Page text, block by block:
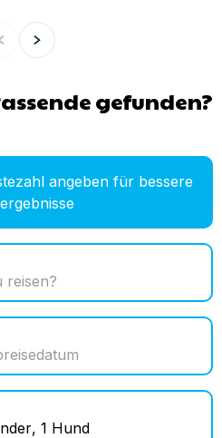
gefunden?
angeben für bessere
, 1 Hund